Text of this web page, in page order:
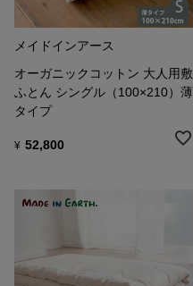
メイドインアース
オーガニックコットン 大人用敷
ふとん シングル（100×210）薄
タイプ
¥ 52,800